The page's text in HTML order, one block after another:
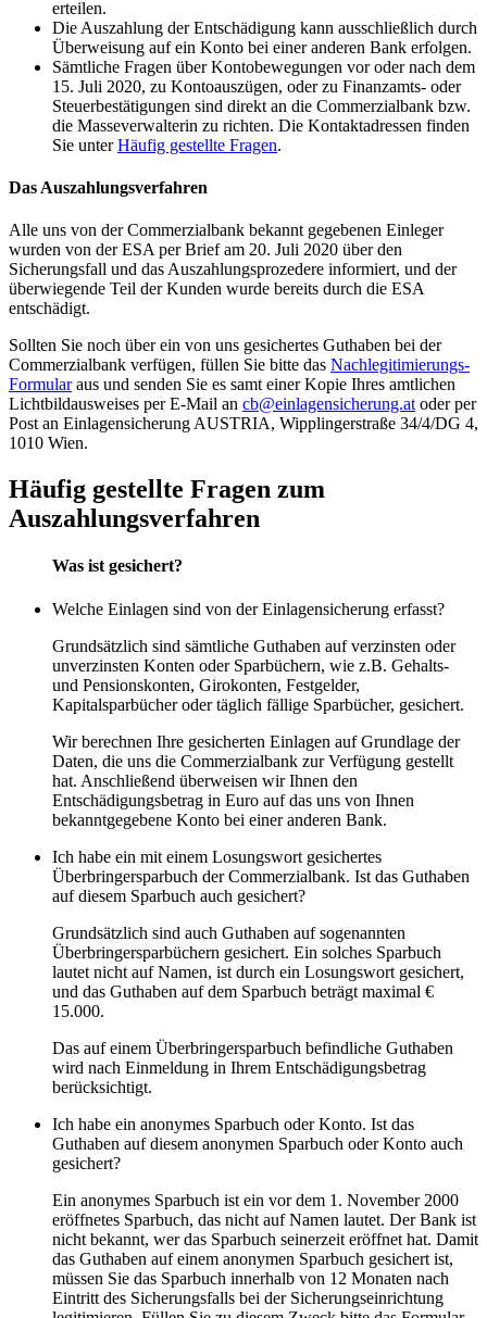
erteilen.
Die Auszahlung der Entschädigung kann ausschließlich durch
Überweisung auf ein Konto bei einer anderen Bank erfolgen.
Sämtliche Fragen über Kontobewegungen vor oder nach dem
15. Juli 2020, zu Kontoauszügen, oder zu Finanzamts- oder
Steuerbestätigungen sind direkt an die Commerzialbank bzw.
die Masseverwalterin zu richten. Die Kontaktadressen finden
Sie unterHäufig gestellte Fragen.
Das Auszahlungsverfahren
Alle uns von der Commerzialbank bekannt gegebenen Einleger
wurden von derESA per Brief am 20. Juli 2020 über den
Sicherungsfall und das Auszahlungsprozedere informiert, und der
überwiegende Teil der Kunden wurde bereits durch die ESA
entschädigt.
Sollten Sie noch über ein von uns gesichertes Guthaben bei der
Commerzialbank verfügen, füllen Sie bitte das Nachlegitimierungs-
Formularaus und senden Sie es samt einer Kopie Ihres amtlichen
Lichtbildausweises per E-Mail an cb@einlagensicherung.at oder per
Post an Einlagensicherung AUSTRIA, Wipplingerstraße 34/4/DG 4,
1010 Wien.
Häufig gestellte Fragen zum
Auszahlungsverfahren
Was ist gesichert?
Welche Einlagen sind von der Einlagensicherung erfasst?
Grundsätzlich sind sämtliche Guthaben auf verzinsten oder
unverzinsten Konten oder Sparbüchern, wie z.B. Gehalts-
und Pensionskonten, Girokonten, Festgelder,
Kapitalsparbücher oder täglich fällige Sparbücher, gesichert.
Wir berechnen Ihre gesicherten Einlagen auf Grundlage der
Daten, die uns die Commerzialbank zur Verfügung gestellt
hat. Anschließend überweisen wir Ihnen den
Entschädigungsbetrag in Euro auf das uns von Ihnen
bekanntgegebene Konto bei einer anderen Bank.
Ich habe ein mit einem Losungswort gesichertes
Überbringersparbuch der Commerzialbank. Ist das Guthaben
auf diesem Sparbuch auch gesichert?
Grundsätzlich sind auch Guthaben auf sogenannten
Überbringersparbüchern gesichert. Ein solches Sparbuch
lautet nicht auf Namen, ist durch ein Losungswort gesichert,
und das Guthaben auf dem Sparbuch beträgt maximal €
15.000.
Das auf einem Überbringersparbuch befindliche Guthaben
wird nach Einmeldung in Ihrem Entschädigungsbetrag
berücksichtigt.
Ich habe ein anonymes Sparbuch oder Konto. Ist das
Guthaben auf diesem anonymen Sparbuch oder Konto auch
gesichert?
Ein anonymes Sparbuch ist ein vor dem 1. November 2000
eröffnetes Sparbuch, das nicht auf Namen lautet. Der Bank ist
nicht bekannt, wer das Sparbuch seinerzeit eröffnet hat. Damit
das Guthaben auf einem anonymen Sparbuch gesichert ist,
müssen Sie das Sparbuch innerhalb von 12 Monaten nach
Eintritt des Sicherungsfalls bei der Sicherungseinrichtung